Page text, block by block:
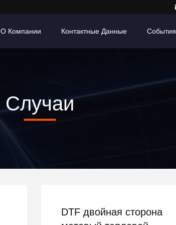
О Компании Контактные Данные События
Случаи
DTF двойная сторона